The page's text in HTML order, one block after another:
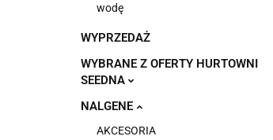
wodę
WYPRZEDAŻ
WYBRANE Z OFERTY HURTOWNI
SEEDNA
NALGENE
AKCESORIA